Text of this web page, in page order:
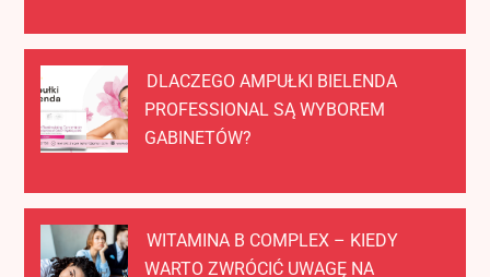
DLACZEGO AMPUŁKI BIELENDA
PROFESSIONAL SĄ WYBOREM
GABINETÓW?
WITAMINA B COMPLEX – KIEDY
WARTO ZWRÓCIĆ UWAGĘ NA